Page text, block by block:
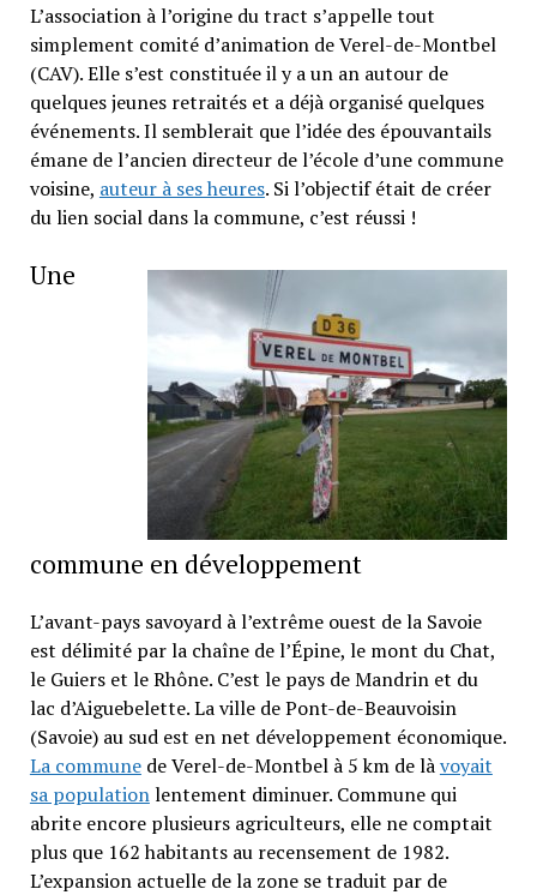
L’association à l’origine du tract s’appelle tout
simplement comité d’animation de Verel-de-Montbel
(CAV). Elle s’est constituée il y a un an autour de
quelques jeunes retraités et a déjà organisé quelques
événements. Il semblerait que l’idée des épouvantails
émane de l’ancien directeur de l’école d’une commune
voisine, auteur à ses heures. Si l’objectif était de créer
du lien social dans la commune, c’est réussi !
Une
commune en développement
L’avant-pays savoyard à l’extrême ouest de la Savoie
est délimité par la chaîne de l’Épine, le mont du Chat,
le Guiers et le Rhône. C’est le pays de Mandrin et du
lac d’Aiguebelette. La ville de Pont-de-Beauvoisin
(Savoie) au sud est en net développement économique.
La communede Verel-de-Montbel à 5 km de làvoyait
sa populationlentement diminuer. Commune qui
abrite encore plusieurs agriculteurs, elle ne comptait
plus que 162 habitants au recensement de 1982.
L’expansion actuelle de la zone se traduit par de